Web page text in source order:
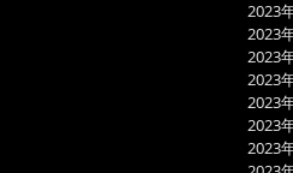
2023
2023
2023
2023
2023
2023
2023